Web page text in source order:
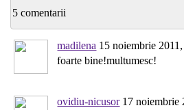
5 comentarii
madilena 15 noiembrie
foarte bine!multumesc!
ovidiu-nicusor17 noiembrie